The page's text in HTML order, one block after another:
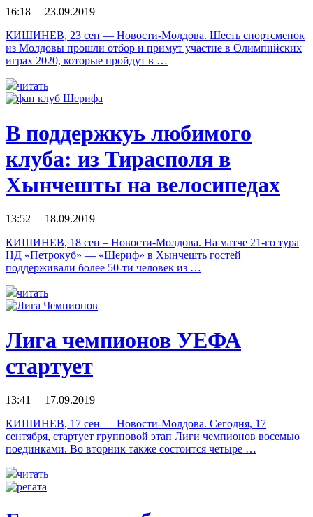
16:18 23.09.2019
КИШИНЕВ, 23 сен — Новости-Молдова. Шесть спортсменок
из Молдовы прошли отбор и примут участие в Олимпийских
играх 2020, которые пройдут в …
читать
В поддержкуь любимого
клуба: из Тирасполя в
Хынчешты на велосипедах
13:52 18.09.2019
КИШИНЕВ, 18 сен – Новости-Молдова. На матче 21-го тура
НД «Петрокуб» — «Шериф» в Хынчешть гостей
поддерживали более 50-ти человек из …
читать
Лига чемпионов УЕФА
стартует
13:41 17.09.2019
КИШИНЕВ, 17 сен — Новости-Молдова. Сегодня, 17
сентября, стартует групповой этап Лиги чемпионов восемью
поединками. Во вторник также состоится четыре …
читать